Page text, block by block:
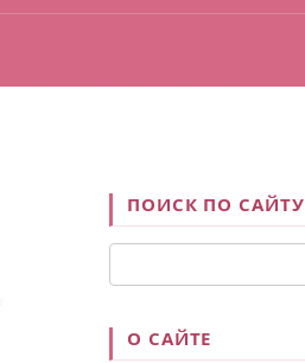
ПОИСК ПО САЙТУ
О САЙТЕ